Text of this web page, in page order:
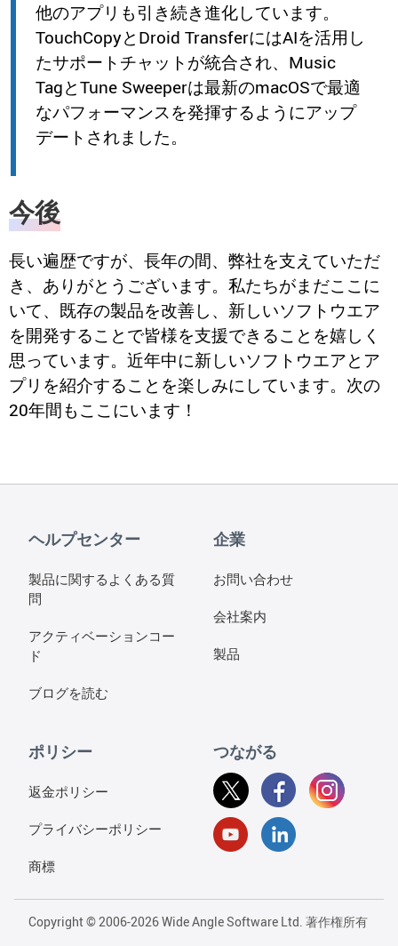
他のアプリも引き続き進化しています。
TouchCopyとDroid TransferにはAIを活用し
たサポートチャットが統合され、Music
TagとTune Sweeperは最新のmacOSで最適
なパフォーマンスを発揮するようにアップ
デートされました。
今後
長い遍歴ですが、長年の間、弊社を支えていただ
き、ありがとうございます。私たちがまだここに
いて、既存の製品を改善し、新しいソフトウエア
を開発することで皆様を支援できることを嬉しく
思っています。近年中に新しいソフトウエアとア
プリを紹介することを楽しみにしています。次の
20年間もここにいます！
ヘルプセンター
製品に関するよくある質
問
アクティベーションコー
ド
ブログを読む
企業
お問い合わせ
会社案内
製品
ポリシー
返金ポリシー
プライバシーポリシー
商標
つながる
Copyright © 2006-2026 Wide Angle Software Ltd. 著作権所有